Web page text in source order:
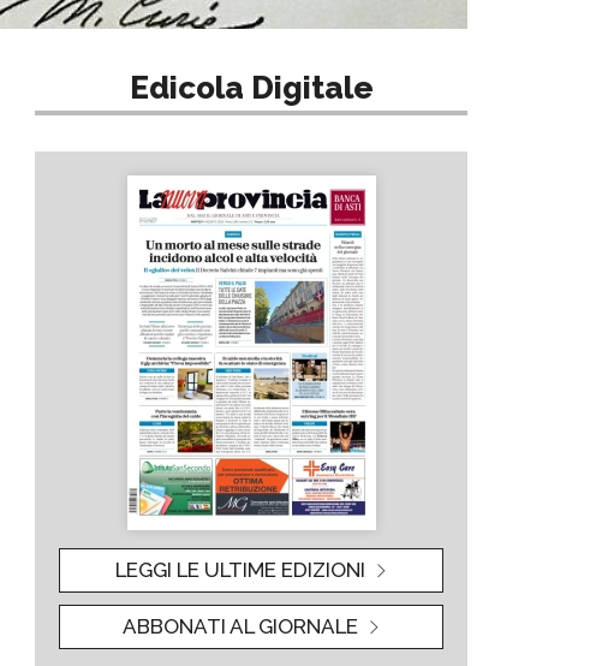
Edicola Digitale
LEGGI LE ULTIME EDIZIONI
ABBONATI AL GIORNALE